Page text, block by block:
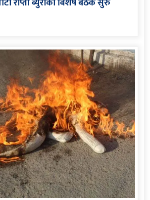
राप्ती ब्युरोको बिशेष बैठक सुरु